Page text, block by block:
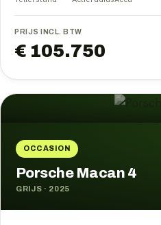
PRIJS INCL. BTW
€ 105.750
OCCASION
Porsche Macan 4
GRIJS · 2025